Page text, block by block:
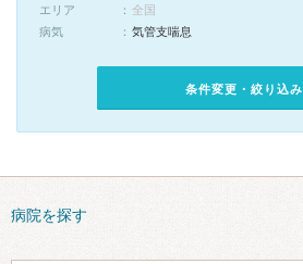
エリア
全国
病気
気管支喘息
条件変更・絞り込み
病院を探す